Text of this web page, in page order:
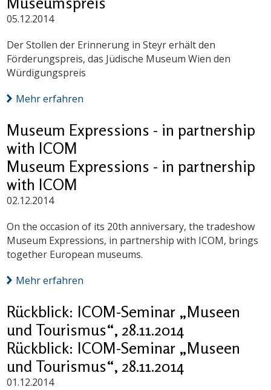
05.12.2014
Der Stollen der Erinnerung in Steyr erhält den
Förderungspreis, das Jüdische Museum Wien den
Würdigungspreis
Mehr erfahren
Museum Expressions - in partnership
with ICOM
Museum Expressions - in partnership
with ICOM
02.12.2014
On the occasion of its 20th anniversary, the tradeshow
Museum Expressions, in partnership with ICOM, brings
together European museums.
Mehr erfahren
Rückblick: ICOM-Seminar „Museen
und Tourismus“, 28.11.2014
Rückblick: ICOM-Seminar „Museen
und Tourismus“, 28.11.2014
01.12.2014